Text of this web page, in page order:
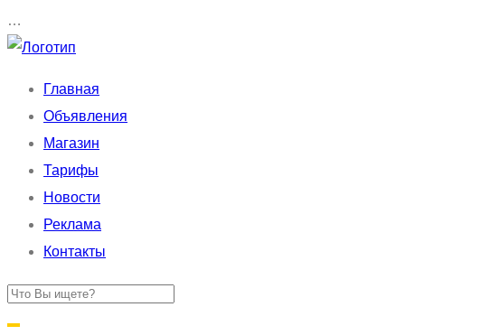
…
Главная
Объявления
Магазин
Тарифы
Новости
Реклама
Контакты